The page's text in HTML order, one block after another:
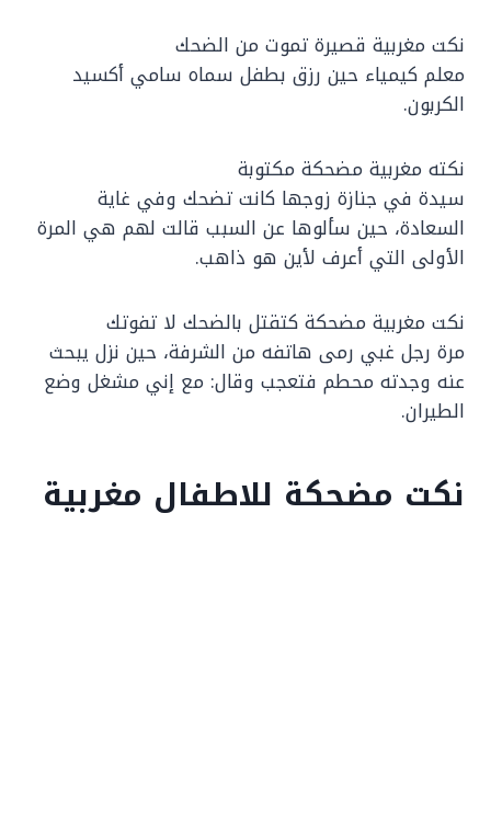
نكت مغربية قصيرة تموت من الضحك
معلم كيمياء حين رزق بطفل سماه سامي أكسيد
الكربون.
نكته مغربية مضحكة مكتوبة
سيدة في جنازة زوجها كانت تضحك وفي غاية
السعادة، حين سألوها عن السبب قالت لهم هي المرة
الأولى التي أعرف لأين هو ذاهب.
نكت مغربية مضحكة كتقتل بالضحك لا تفوتك
مرة رجل غبي رمى هاتفه من الشرفة، حين نزل يبحث
عنه وجدته محطم فتعجب وقال: مع إني مشغل وضع
الطيران.
نكت مضحكة للاطفال مغربية